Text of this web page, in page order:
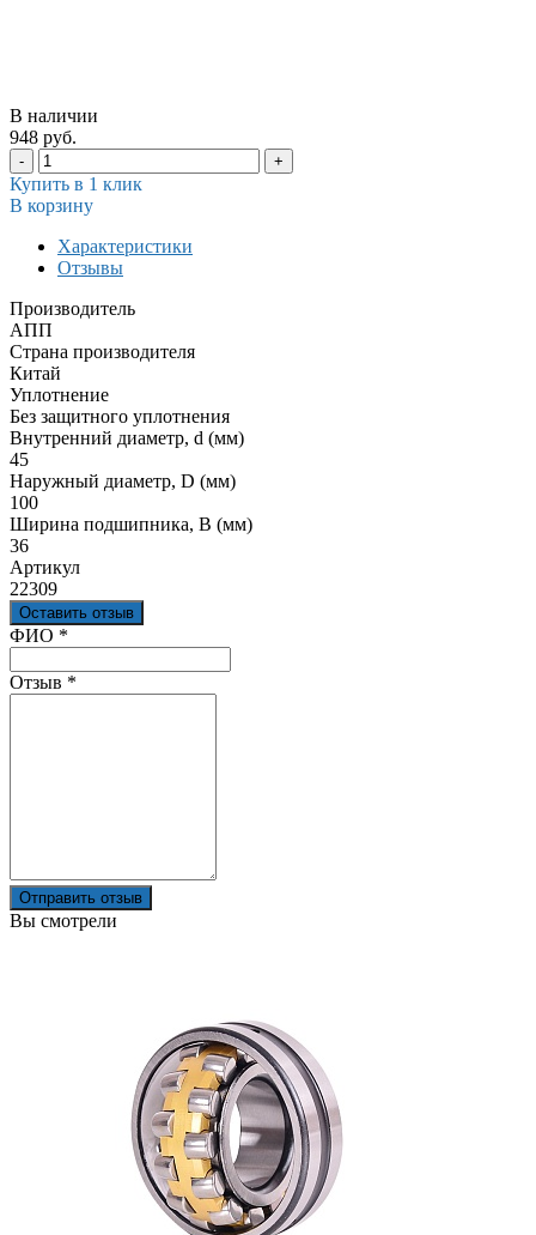
В наличии
948 руб.
- +
Купить в 1 клик
В корзину
Характеристики
Отзывы
Производитель
АПП
Страна производителя
Китай
Уплотнение
Без защитного уплотнения
Внутренний диаметр, d (мм)
45
Наружный диаметр, D (мм)
100
Ширина подшипника, B (мм)
36
Артикул
22309
Оставить отзыв
Ваш отзыв был отправлен!
ФИО *
Отзыв *
Отправить отзыв
Вы смотрели